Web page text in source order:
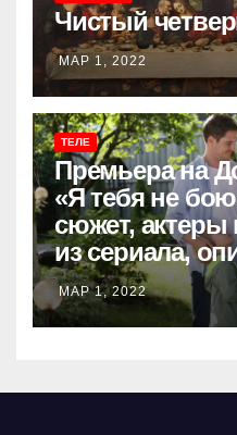
Чистый
МАР 1, 2022
ТЕЛЕ
Премьера на
«Я тебя не
сюжет,
из сериала,
МАР 1, 2022